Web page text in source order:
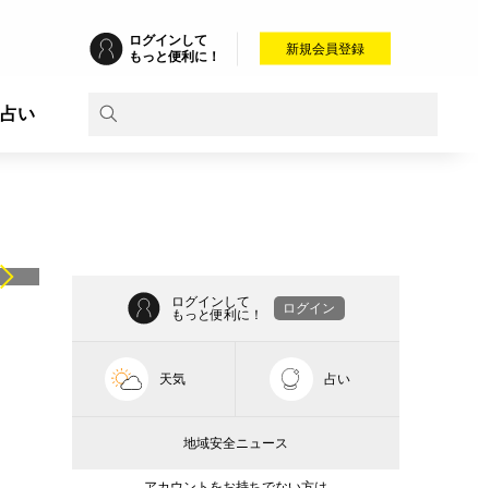
ログインして
もっと便利に！
新規会員登録
占い
ログインして
もっと便利に！
ログイン
天気 占い
地域安全ニュース